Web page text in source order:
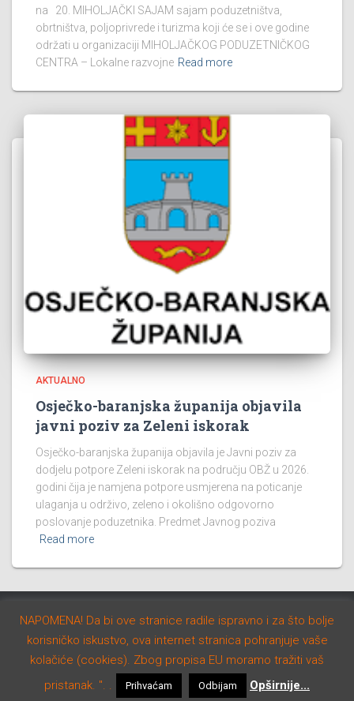
na 20. MIHOLJAČKI SAJAM sajam poduzetništva,
obrtništva, poljoprivrede i turizma koji će se i ove godine
održati u organizaciji MIHOLJAČKOG PODUZETNIČKOG
CENTRA – Lokalne razvojne Read more
AKTUALNO
Osječko-baranjska županija objavila
javni poziv za Zeleni iskorak
Osječko-baranjska županija objavila je Javni poziv za
dodjelu potpore Zeleni iskorak na području OBŽ u 2026.
godini čija je namjena potpore usmjerena na poticanje
ulaganja u održivo, zeleno i okolišno odgovorno
poslovanje poduzetnika. Predmet Javnog poziva
Read more
AKTUALNO NATJEČAJI STUDIJE I PROGRAMI
Hestia | Developed by
Privatnost i kolačići